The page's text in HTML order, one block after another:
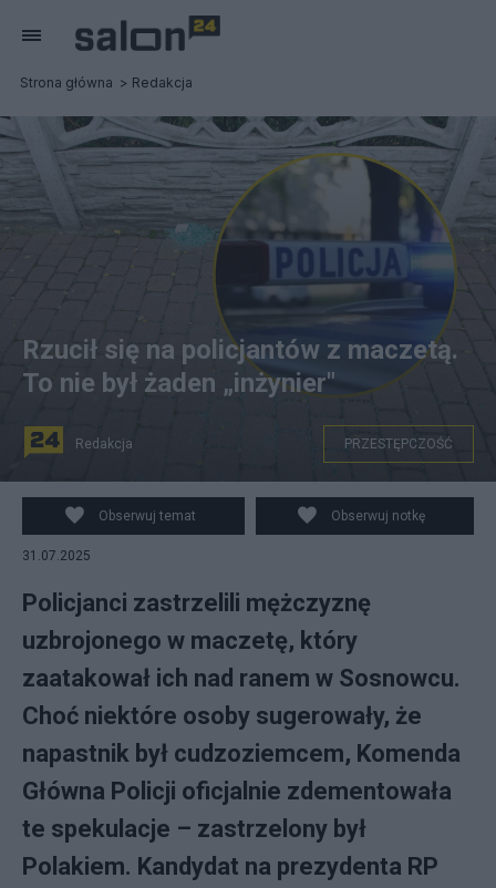
Strona główna Redakcja
Atak na policjantów w Sosnowcu, fot. PAP/Michał
Meissner, Polska Policja
Rzucił się na policjantów z maczetą.
To nie był żaden „inżynier"
Redakcja PRZESTĘPCZOŚĆ
Obserwuj temat Obserwuj notkę
31.07.2025
Policjanci zastrzelili mężczyznę
uzbrojonego w maczetę, który
zaatakował ich nad ranem w Sosnowcu.
Choć niektóre osoby sugerowały, że
napastnik był cudzoziemcem, Komenda
Główna Policji oficjalnie zdementowała
te spekulacje – zastrzelony był
Polakiem. Kandydat na prezydenta RP